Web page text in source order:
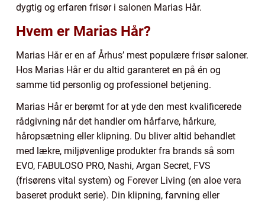
dygtig og erfaren frisør i salonen Marias Hår.
Hvem er Marias Hår?
Marias Hår er en af Århus’ mest populære frisør saloner.
Hos Marias Hår er du altid garanteret en på én og
samme tid personlig og professionel betjening.
Marias Hår er berømt for at yde den mest kvalificerede
rådgivning når det handler om hårfarve, hårkure,
håropsætning eller klipning. Du bliver altid behandlet
med lækre, miljøvenlige produkter fra brands så som
EVO, FABULOSO PRO, Nashi, Argan Secret, FVS
(frisørens vital system) og Forever Living (en aloe vera
baseret produkt serie). Din klipning, farvning eller